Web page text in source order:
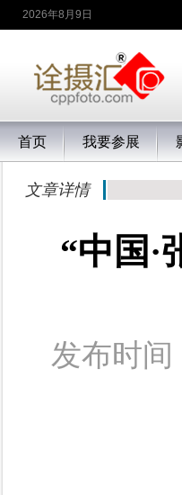
2026年8月9日
首页 我要参展
文章详情
“中国·
发布时